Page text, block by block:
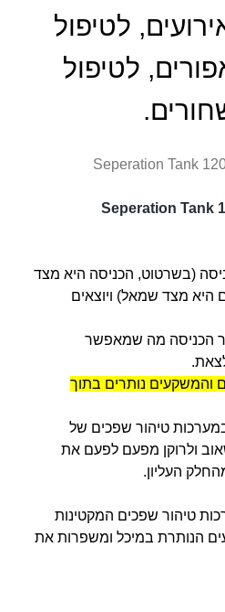
לטיפול
לטיפול
(בשרטוט, הכניסה היא מצד
היא מצד שמאל) ויוצאים
הכניסה מה שמאפשר
והמשקעים נותרים בתוך
טיהור שפכים של
ולרוקן מפעם לפעם את
העליון.
טיהור שפכים המקטינות
הנותרת במיכל ומשפרות את